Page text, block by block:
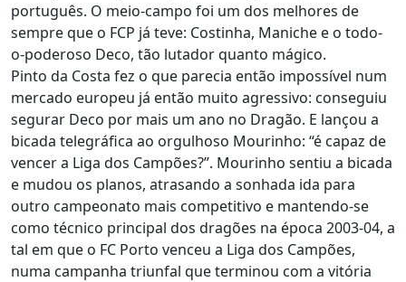
português. O meio-campo foi um dos melhores de
sempre que o FCP já teve: Costinha, Maniche e o todo-
o-poderoso Deco, tão lutador quanto mágico.
Pinto da Costa fez o que parecia então impossível num
mercado europeu já então muito agressivo: conseguiu
segurar Deco por mais um ano no Dragão. E lançou a
bicada telegráfica ao orgulhoso Mourinho: “é capaz de
vencer a Liga dos Campões?”. Mourinho sentiu a bicada
e mudou os planos, atrasando a sonhada ida para
outro campeonato mais competitivo e mantendo-se
como técnico principal dos dragões na época 2003-04, a
tal em que o FC Porto venceu a Liga dos Campões,
numa campanha triunfal que terminou com a vitória